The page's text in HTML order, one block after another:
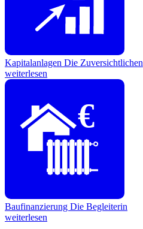
Kapitalanlagen Die Zuversichtlichen
weiterlesen
€
Baufinanzierung Die Begleiterin
weiterlesen